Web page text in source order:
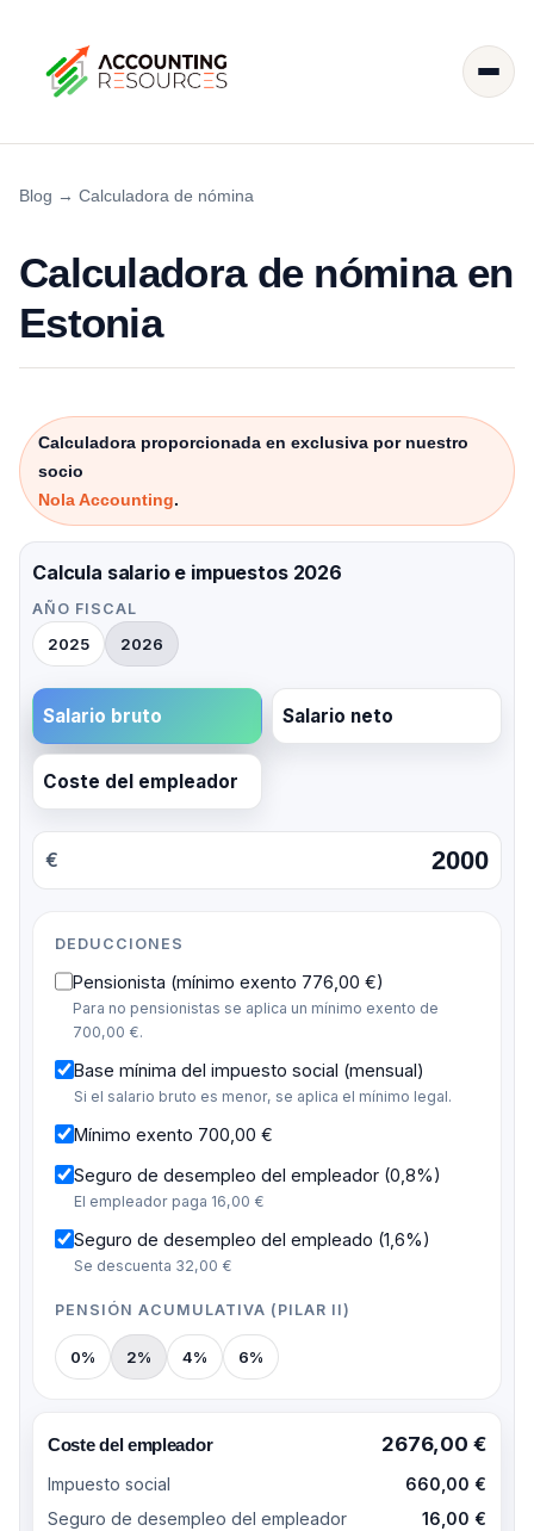
Blog → Calculadora de nómina
Calculadora de nómina en
Estonia
Calculadora proporcionada en exclusiva por nuestro
socio
Nola Accounting.
Calcula salario e impuestos 2026
AÑO FISCAL
2025 2026
Salario bruto Salario neto
Coste del empleador
€
DEDUCCIONES
Pensionista (mínimo exento 776,00 €)
Para no pensionistas se aplica un mínimo exento de
700,00 €.
Base mínima del impuesto social (mensual)
Si el salario bruto es menor, se aplica el mínimo legal.
Mínimo exento 700,00 €
Seguro de desempleo del empleador (0,8%)
El empleador paga 16,00 €
Seguro de desempleo del empleado (1,6%)
Se descuenta 32,00 €
PENSIÓN ACUMULATIVA (PILAR II)
0% 2% 4% 6%
Coste del empleador 2676,00 €
Impuesto social
660,00 €
Seguro de desempleo del empleador
16,00 €